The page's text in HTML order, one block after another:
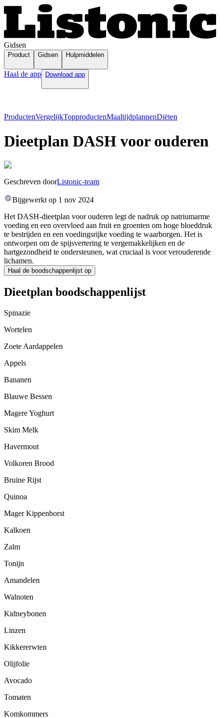
Gidsen
Product Gidsen Hulpmiddelen
Haal de app Download app
ProductenVergelijkTopproductenMaaltijdplannenDiëten
Dieetplan DASH voor ouderen
Geschreven doorListonic-team
Bijgewerkt op 1 nov 2024
Het DASH-dieetplan voor ouderen legt de nadruk op natriumarme
voeding en een overvloed aan fruit en groenten om hoge bloeddruk
te bestrijden en een voedingsrijke voeding te waarborgen. Het is
ontworpen om de spijsvertering te vergemakkelijken en de
hartgezondheid te ondersteunen, wat cruciaal is voor verouderende
lichamen.
Haal de boodschappenlijst op
Dieetplan boodschappenlijst
Spinazie
Wortelen
Zoete Aardappelen
Appels
Bananen
Blauwe Bessen
Magere Yoghurt
Skim Melk
Havermout
Volkoren Brood
Bruine Rijst
Quinoa
Mager Kippenborst
Kalkoen
Zalm
Tonijn
Amandelen
Walnoten
Kidneybonen
Linzen
Kikkererwten
Olijfolie
Avocado
Tomaten
Komkommers